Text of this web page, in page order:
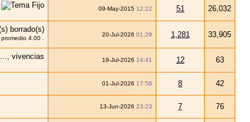
09-May-2015 12:22 51 26,032
20-Jul-2026 01:29 1,281 33,905
19-Jul-2026 14:41 12 63
01-Jul-2026 17:58 8 42
13-Jun-2026 23:23 7 76